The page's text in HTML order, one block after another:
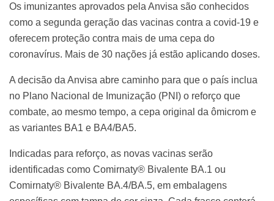
Os imunizantes aprovados pela Anvisa são conhecidos
como a segunda geração das vacinas contra a covid-19 e
oferecem proteção contra mais de uma cepa do
coronavírus. Mais de 30 nações já estão aplicando doses.
A decisão da Anvisa abre caminho para que o país inclua
no Plano Nacional de Imunização (PNI) o reforço que
combate, ao mesmo tempo, a cepa original da ômicrom e
as variantes BA1 e BA4/BA5.
Indicadas para reforço, as novas vacinas serão
identificadas como Comirnaty® Bivalente BA.1 ou
Comirnaty® Bivalente BA.4/BA.5, em embalagens